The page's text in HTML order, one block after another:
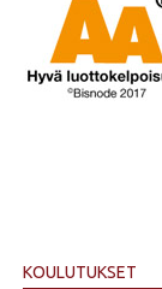
KOULUTUKSET